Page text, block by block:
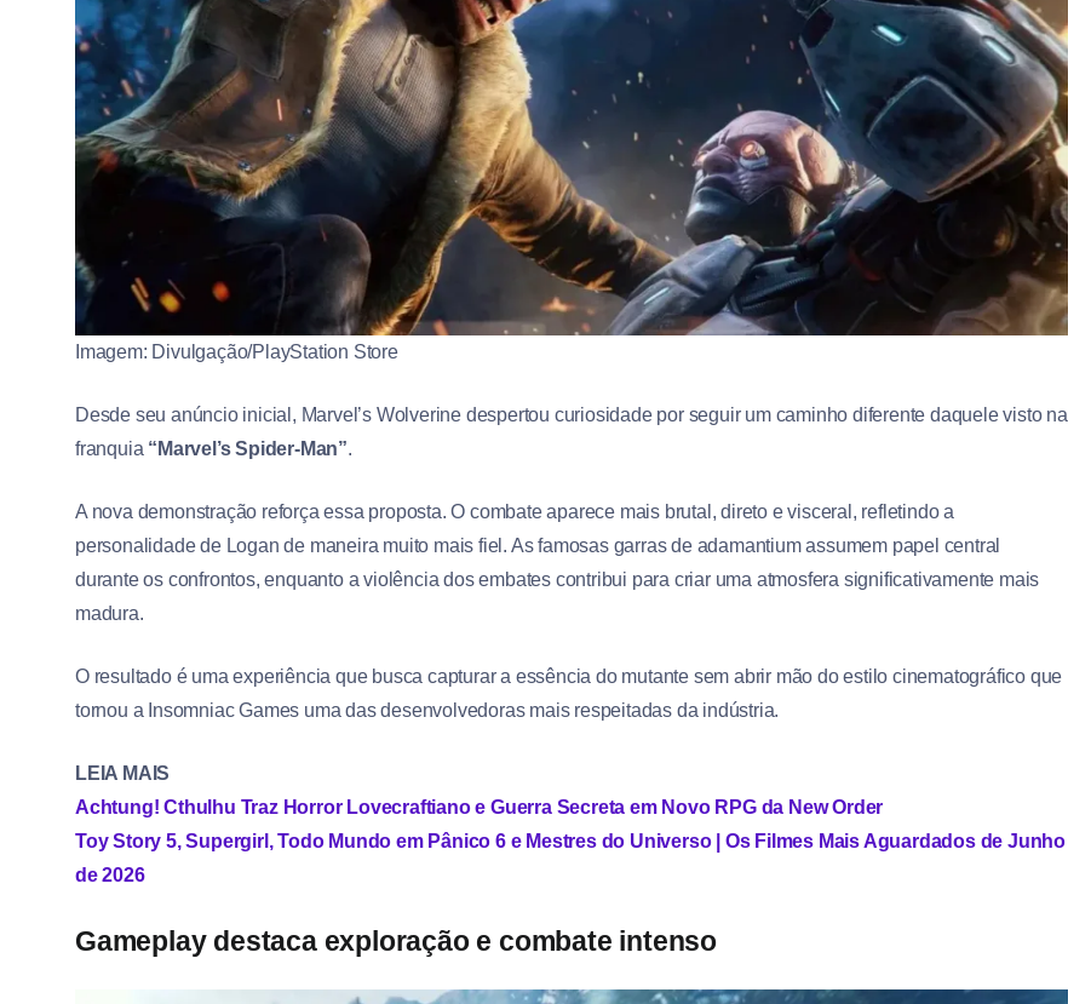
Imagem: Divulgação/PlayStation Store
Desde seu anúncio inicial, Marvel’s Wolverine despertou curiosidade por seguir um caminho diferente daquele visto na
franquia “Marvel’s Spider-Man”.
A nova demonstração reforça essa proposta. O combate aparece mais brutal, direto e visceral, refletindo a
personalidade de Logan de maneira muito mais fiel. As famosas garras de adamantium assumem papel central
durante os confrontos, enquanto a violência dos embates contribui para criar uma atmosfera significativamente mais
madura.
O resultado é uma experiência que busca capturar a essência do mutante sem abrir mão do estilo cinematográfico que
tornou a Insomniac Games uma das desenvolvedoras mais respeitadas da indústria.
LEIA MAIS
Achtung! Cthulhu Traz Horror Lovecraftiano e Guerra Secreta em Novo RPG da New Order
Toy Story 5, Supergirl, Todo Mundo em Pânico 6 e Mestres do Universo | Os Filmes Mais Aguardados de Junho
de 2026
Gameplay destaca exploração e combate intenso